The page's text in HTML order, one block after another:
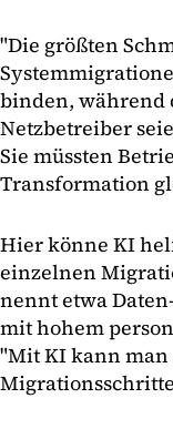
"Die größten
binden, während
Netzbetreiber
Sie müssten
Transformation
Hier könne KI
einzelnen
nennt etwa
mit hohem
"Mit KI kann